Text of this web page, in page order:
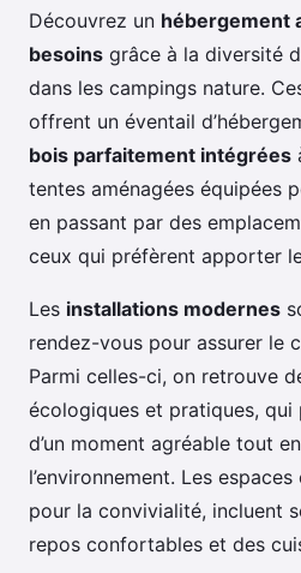
Découvrez un hébergement
besoins grâce à la diversité
dans les campings nature.
offrent un éventail
bois parfaitement intégrées
tentes aménagées équipées
en passant par des
ceux qui préfèrent apporter
Les installations modernes
rendez-vous pour assurer le
Parmi celles-ci, on retrouve
écologiques et pratiques,
d’un moment agréable tout
l’environnement. Les
pour la convivialité, incluent
repos confortables et des